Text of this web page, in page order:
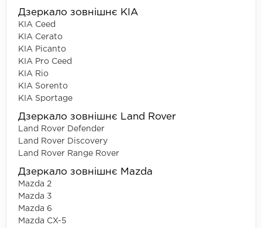
Дзеркало зовнішнє KIA
KIA Ceed
KIA Cerato
KIA Picanto
KIA Pro Ceed
KIA Rio
KIA Sorento
KIA Sportage
Дзеркало зовнішнє Land Rover
Land Rover Defender
Land Rover Discovery
Land Rover Range Rover
Дзеркало зовнішнє Mazda
Mazda 2
Mazda 3
Mazda 6
Mazda CX-5